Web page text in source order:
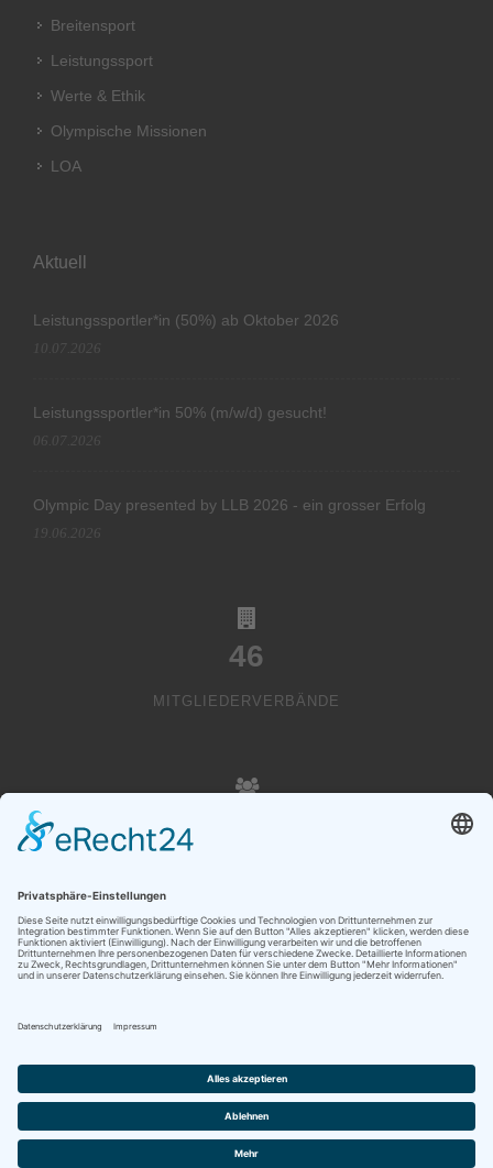
Breitensport
Leistungssport
Werte & Ethik
Olympische Missionen
LOA
Aktuell
Leistungssportler*in (50%) ab Oktober 2026
10.07.2026
Leistungssportler*in 50% (m/w/d) gesucht!
06.07.2026
Olympic Day presented by LLB 2026 - ein grosser Erfolg
19.06.2026
46
MITGLIEDERVERBÄNDE
Copyright © Liechtenstein Olympic Committee